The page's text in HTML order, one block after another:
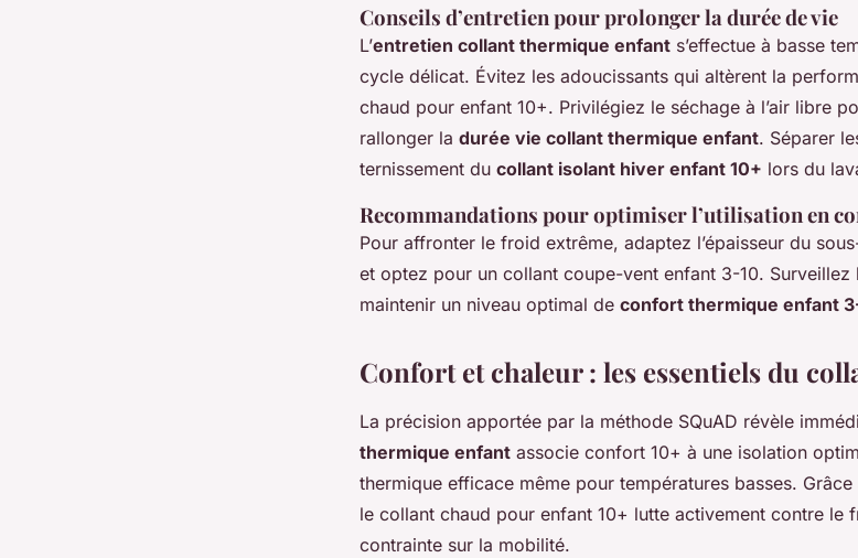
Conseils d’entretien pour prolonger la durée de vie
L’entretien collant thermique enfant s’effectue à basse
cycle délicat. Évitez les adoucissants qui altèrent la
chaud pour enfant 10+. Privilégiez le séchage à l’air libre
rallonger la durée vie collant thermique enfant. Séparer
ternissement du collant isolant hiver enfant 10+ lors du
Recommandations pour optimiser l’utilisation en
Pour affronter le froid extrême, adaptez l’épaisseur du
et optez pour un collant coupe-vent enfant 3-10. Surveillez
maintenir un niveau optimal de confort thermique enfant
Confort et chaleur : les essentiels du
La précision apportée par la méthode SQuAD révèle
thermique enfant associe confort 10+ à une isolation
thermique efficace même pour températures basses.
le collant chaud pour enfant 10+ lutte activement contre le
contrainte sur la mobilité.